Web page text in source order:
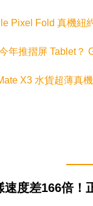
Pixel Fold 真機紐
年推摺屏 Tablet？
X3 水貨超薄真
速度差166倍